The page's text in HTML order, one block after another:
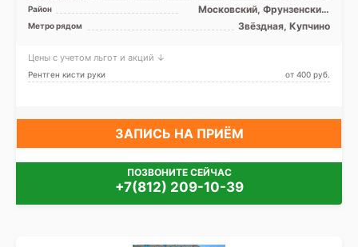
Район
Московский, Фрунзенский,
Лен. область
Метро рядом Звёздная, Купчино
Цены с учетом льгот и акций ↓
Рентген кисти руки от 400 pуб.
ЗАПИСЬ НА ПРИЁМ
ПОЗВОНИТЕ СЕЙЧАС
+7(812) 209-10-39